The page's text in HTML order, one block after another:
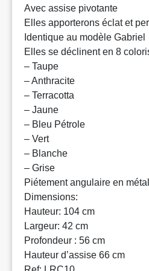
Avec assise pivotante
Elles apporterons éclat et
Identique au modèle Gabriel
Elles se déclinent en 8
– Taupe
– Anthracite
– Terracotta
– Jaune
– Bleu Pétrole
– Vert
– Blanche
– Grise
Piétement angulaire en
Dimensions:
Hauteur: 104 cm
Largeur: 42 cm
Profondeur : 56 cm
Hauteur d’assise 66 cm